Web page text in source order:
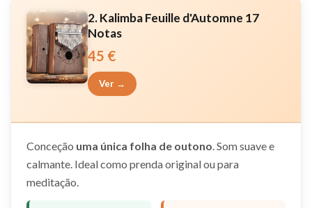
2. Kalimba Feuille d'Automne 17
Notas
45 €
Ver →
Conceção uma única folha de outono . Som suave e
calmante. Ideal como prenda original ou para
meditação.